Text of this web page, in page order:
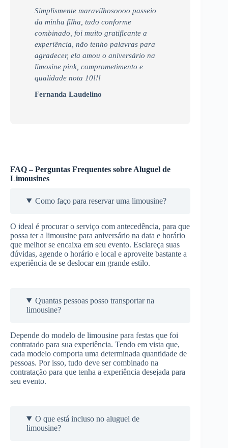
Simplismente maravilhosoooo passeio
da minha filha, tudo conforme
combinado, foi muito gratificante a
experiência, não tenho palavras para
agradecer, ela amou o aniversário na
limosine pink, comprometimento e
qualidade nota 10!!!
Fernanda Laudelino
FAQ – Perguntas Frequentes sobre Aluguel de
Limousines
Como faço para reservar uma limousine?
O ideal é procurar o serviço com antecedência, para que
possa ter a limousine para aniversário na data e horário
que melhor se encaixa em seu evento. Esclareça suas
dúvidas, agende o horário e local e aproveite bastante a
experiência de se deslocar em grande estilo.
Quantas pessoas posso transportar na
limousine?
Depende do modelo de limousine para festas que foi
contratado para sua experiência. Tendo em vista que,
cada modelo comporta uma determinada quantidade de
pessoas. Por isso, tudo deve ser combinado na
contratação para que tenha a experiência desejada para
seu evento.
O que está incluso no aluguel de
limousine?